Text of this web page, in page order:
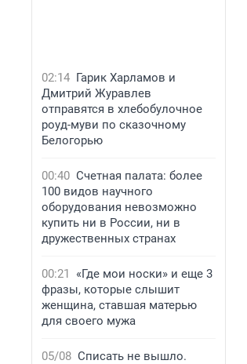
02:14 Гарик Харламов и
Дмитрий Журавлев
отправятся в хлебобулочное
роуд-муви по сказочному
Белогорью
00:40 Счетная палата: более
100 видов научного
оборудования невозможно
купить ни в России, ни в
дружественных странах
00:21
«Где мои носки» и еще 3
фразы, которые слышит
женщина, ставшая матерью
для своего мужа
05/08 Списать не вышло.